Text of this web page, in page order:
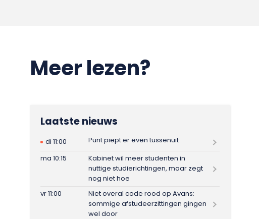
Meer lezen?
Laatste nieuws
di 11:00
Punt piept er even tussenuit
ma 10:15
Kabinet wil meer studenten in
nuttige studierichtingen, maar zegt
nog niet hoe
vr 11:00
Niet overal code rood op Avans:
sommige afstudeerzittingen gingen
wel door